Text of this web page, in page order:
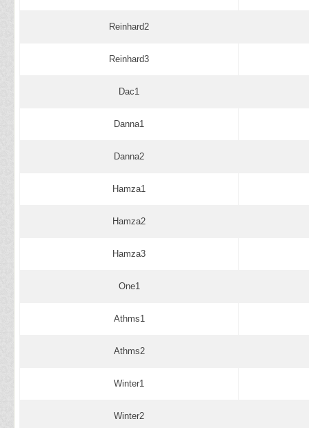
Reinhard2
Reinhard3
Dac1
Danna1
Danna2
Hamza1
Hamza2
Hamza3
One1
Athms1
Athms2
Winter1
Winter2